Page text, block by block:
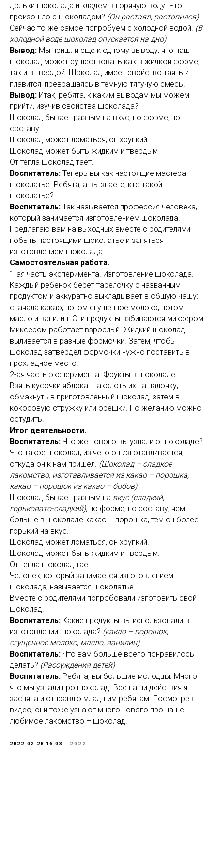
дольки шоколада и кладем в горячую воду. Что
произошло с шоколадом? (Он растаял, растопился)
Сейчас то же самое попробуем с холодной водой. (В
холодной воде шоколад опускается на дно)
Вывод: Мы пришли еще к одному выводу, что наш
шоколад может существовать как в жидкой форме,
так и в твердой. Шоколад имеет свойство таять и
плавится, превращаясь в темную тягучую смесь.
Вывод: Итак, ребята, к каким выводам мы можем
прийти, изучив свойства шоколада?
Шоколад бывает разным на вкус, по форме, по
составу.
Шоколад может ломаться, он хрупкий.
Шоколад может быть жидким и твердым
От тепла шоколад тает.
Воспитатель: Теперь вы как настоящие мастера -
шоколатье. Ребята, а вы знаете, кто такой
шоколатье?
Воспитатель: Так называется профессия человека,
который занимается изготовлением шоколада.
Предлагаю вам на выходных вместе с родителями
побыть настоящими шоколатье и заняться
изготовлением шоколада.
Самостоятельная работа.
1-ая часть эксперимента. Изготовление шоколада.
Каждый ребенок берет тарелочку с названным
продуктом и аккуратно выкладывает в общую чашу:
сначала какао, потом сгущенное молоко, потом
масло и ванилин. Эти продукты взбиваются миксером.
Миксером работает взрослый. Жидкий шоколад
выливается в разные формочки. Затем, чтобы
шоколад затвердел формочки нужно поставить в
прохладное место.
2-ая часть эксперимента. Фрукты в шоколаде.
Взять кусочки яблока. Наколоть их на палочку,
обмакнуть в приготовленный шоколад, затем в
кокосовую стружку или орешки. По желанию можно
остудить.
Итог деятельности.
Воспитатель: Что же нового вы узнали о шоколаде?
Что такое шоколад, из чего он изготавливается,
откуда он к нам пришел. (Шоколад – сладкое
лакомство, изготавливается из какао – порошка,
какао – порошок из какао – бобов)
Шоколад бывает разным на вкус (сладкий,
горьковато-сладкий), по форме, по составу, чем
больше в шоколаде какао – порошка, тем он более
горький на вкус.
Шоколад может ломаться, он хрупкий.
Шоколад может быть жидким и твердым.
От тепла шоколад тает.
Человек, который занимается изготовлением
шоколада, называется шоколатье.
Вместе с родителями попробовали изготовить свой
шоколад.
Воспитатель: Какие продукты вы использовали в
изготовлении шоколада? (какао – порошок,
сгущенное молоко, масло, ванилин)
Воспитатель: Что вам больше всего понравилось
делать? (Рассуждения детей)
Воспитатель: Ребята, вы большие молодцы. Много
что мы узнали про шоколад. Все наши действия я
засняла и отправлю младшим ребятам. Посмотрев
видео, они тоже узнают много нового про наше
любимое лакомство – шоколад.
2022-02-28 16:03 2022